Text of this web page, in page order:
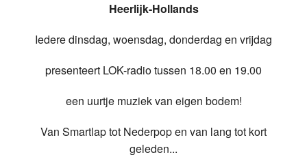
Video
Webcam
Vacatures
Heerlijk-Hollands
Iedere dinsdag, woensdag, donderdag en vrijdag
presenteert LOK-radio tussen 18.00 en 19.00
een uurtje muziek van eigen bodem!
Van Smartlap tot Nederpop en van lang tot kort
geleden...